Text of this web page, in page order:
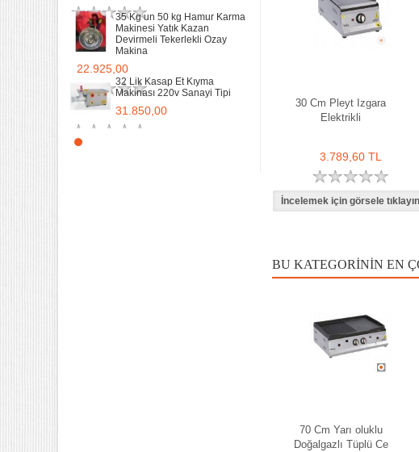
35 Kg un 50 kg Hamur Karma
Makinesi Yatık Kazan
Devirmeli Tekerlekli Ozay
Makina
22.925,00
32 Lik Kasap Et Kıyma
Makinası 220v Sanayi Tipi
31.850,00
30 Cm Pleyt Izgara
Elektrikli
3.789,60 TL
BU KATEGORININ EN
70 Cm Yarı oluklu
Doğalgazlı Tüplü Ce